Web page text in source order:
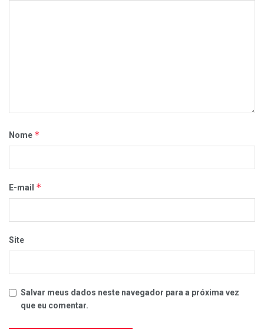
Nome *
E-mail *
Site
Salvar meus dados neste navegador para a próxima vez
que eu comentar.